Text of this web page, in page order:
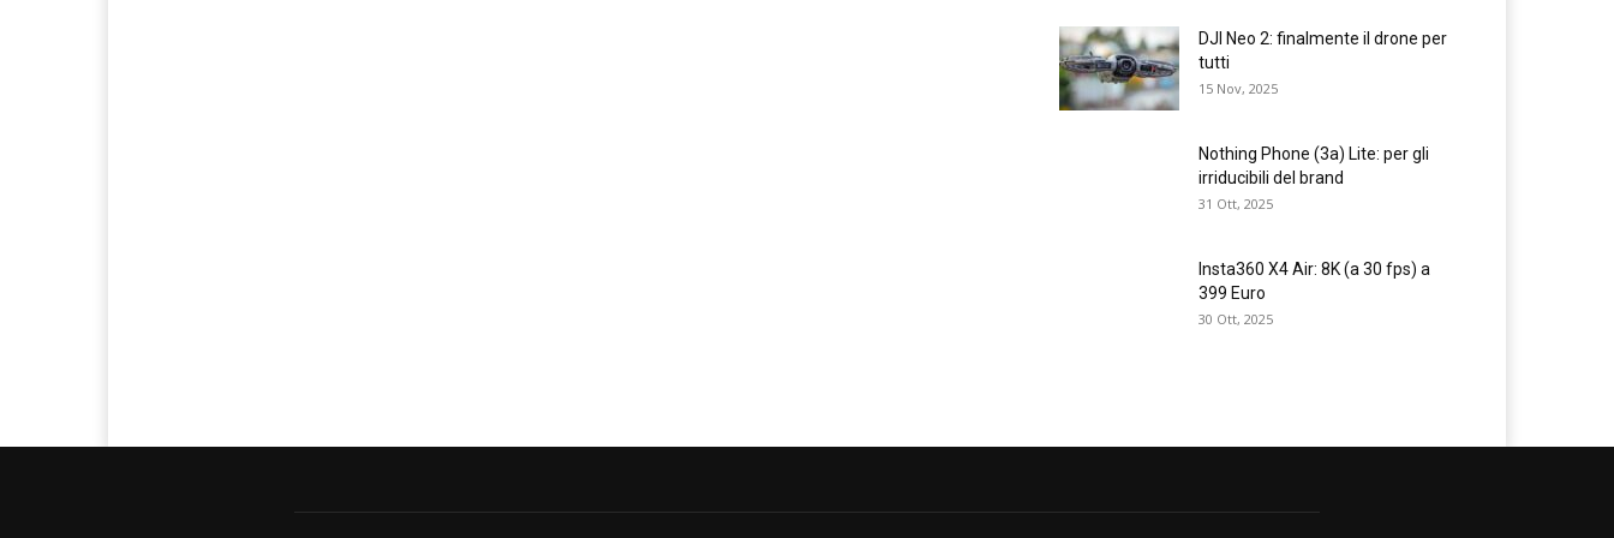
DJI Neo 2: finalmente il drone per
tutti
15 Nov, 2025
Nothing Phone (3a) Lite: per gli
irriducibili del brand
31 Ott, 2025
Insta360 X4 Air: 8K (a 30 fps) a
399 Euro
30 Ott, 2025